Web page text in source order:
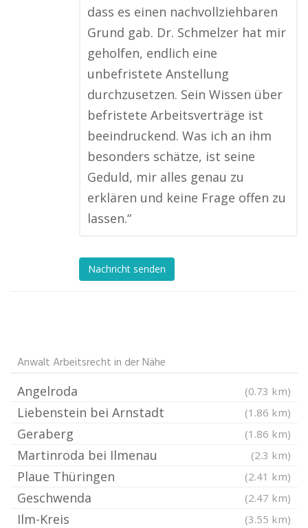
dass es einen nachvollziehbaren
Grund gab. Dr. Schmelzer hat mir
geholfen, endlich eine
unbefristete Anstellung
durchzusetzen. Sein Wissen über
befristete Arbeitsverträge ist
beeindruckend. Was ich an ihm
besonders schätze, ist seine
Geduld, mir alles genau zu
erklären und keine Frage offen zu
lassen.“
Nachricht senden
Anwalt Arbeitsrecht in der Nähe
Angelroda (0.73 km)
Liebenstein bei Arnstadt (1.86 km)
Geraberg (1.86 km)
Martinroda bei Ilmenau (2.3 km)
Plaue Thüringen (2.41 km)
Geschwenda (2.47 km)
Ilm-Kreis (3.55 km)